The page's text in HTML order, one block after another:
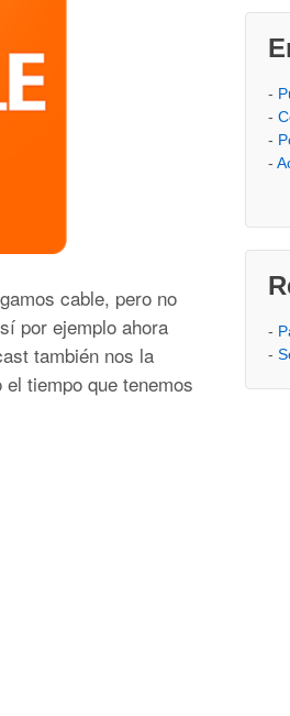
cable, pero no
por ejemplo ahora
también nos la
tiempo que tenemos
-
-
-
-
-
-